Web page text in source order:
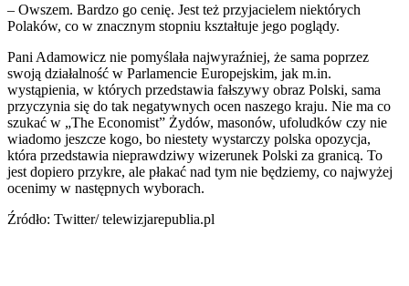
– Owszem. Bardzo go cenię. Jest też przyjacielem niektórych
Polaków, co w znacznym stopniu kształtuje jego poglądy.
Pani Adamowicz nie pomyślała najwyraźniej, że sama poprzez
swoją działalność w Parlamencie Europejskim, jak m.in.
wystąpienia, w których przedstawia fałszywy obraz Polski, sama
przyczynia się do tak negatywnych ocen naszego kraju. Nie ma co
szukać w „The Economist” Żydów, masonów, ufoludków czy nie
wiadomo jeszcze kogo, bo niestety wystarczy polska opozycja,
która przedstawia nieprawdziwy wizerunek Polski za granicą. To
jest dopiero przykre, ale płakać nad tym nie będziemy, co najwyżej
ocenimy w następnych wyborach.
Źródło: Twitter/ telewizjarepublia.pl